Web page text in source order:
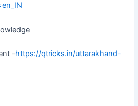
–https://qtricks.in/uttarakhand-